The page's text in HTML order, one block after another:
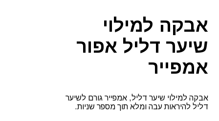
אבקה למילוי
שיער דליל אפור
אמפייר
אבקה למילוי שיער דליל, אמפייר גורם לשיער
דליל להיראות עבה ומלא תוך מספר שניות.